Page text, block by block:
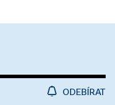
ODEBÍRAT